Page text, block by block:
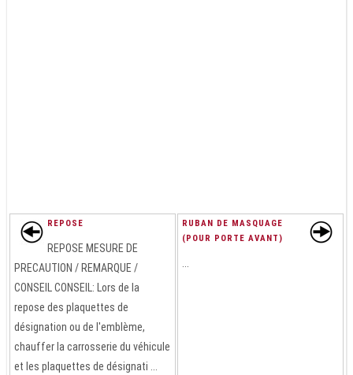
REPOSE
REPOSE MESURE DE
PRECAUTION / REMARQUE /
CONSEIL CONSEIL: Lors de la
repose des plaquettes de
désignation ou de l'emblème,
chauffer la carrosserie du véhicule
et les plaquettes de désignati ...
RUBAN DE MASQUAGE
(POUR PORTE AVANT)